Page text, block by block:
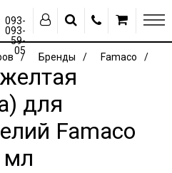
093-
093-
59-
05
Бренды Famaco
для
Famaco
мл